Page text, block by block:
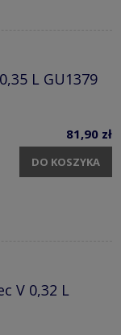
L GU1379
81,90 zł
DO KOSZYKA
V 0,32 L